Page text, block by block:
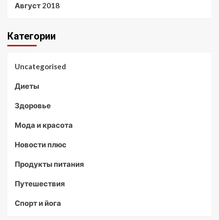
Август 2018
Категории
Uncategorised
Диеты
Здоровье
Мода и красота
Новости плюс
Продукты питания
Путешествия
Спорт и йога